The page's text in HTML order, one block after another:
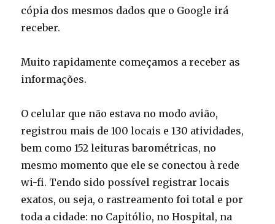
cópia dos mesmos dados que o Google irá
receber.
Muito rapidamente começamos a receber as
informações.
O celular que não estava no modo avião,
registrou mais de 100 locais e 130 atividades,
bem como 152 leituras barométricas, no
mesmo momento que ele se conectou à rede
wi-fi. Tendo sido possível registrar locais
exatos, ou seja, o rastreamento foi total e por
toda a cidade: no Capitólio, no Hospital, na